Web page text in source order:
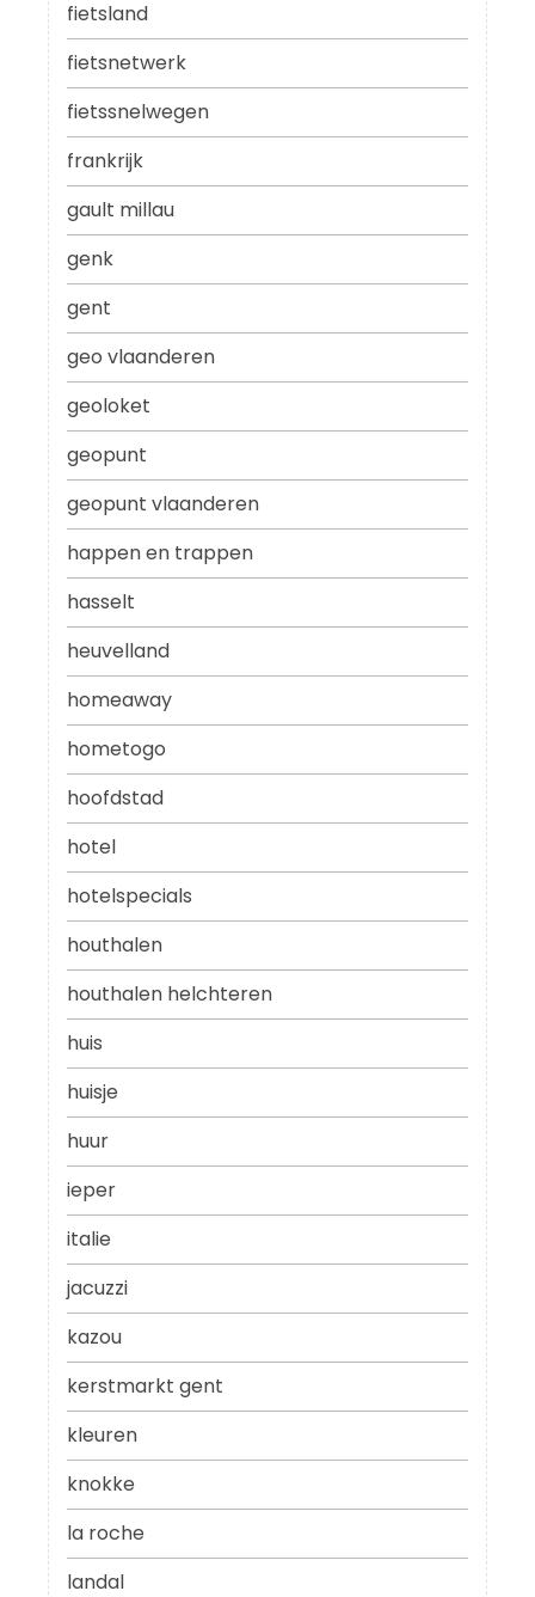
fietsland
fietsnetwerk
fietssnelwegen
frankrijk
gault millau
genk
gent
geo vlaanderen
geoloket
geopunt
geopunt vlaanderen
happen en trappen
hasselt
heuvelland
homeaway
hometogo
hoofdstad
hotel
hotelspecials
houthalen
houthalen helchteren
huis
huisje
huur
ieper
italie
jacuzzi
kazou
kerstmarkt gent
kleuren
knokke
la roche
landal